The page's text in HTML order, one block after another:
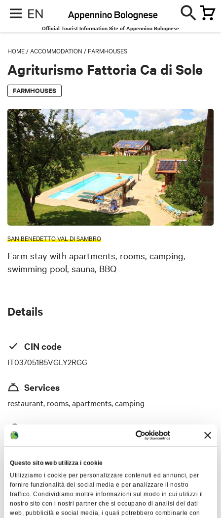
Questo sito web utilizza i cookie
Utilizziamo i cookie per personalizzare contenuti ed annunci, per
fornire funzionalità dei social media e per analizzare il nostro
traffico. Condividiamo inoltre informazioni sul modo in cui utilizzi il
nostro sito con i nostri partner che si occupano di analisi dei dati
web, pubblicità e social media, i quali potrebbero combinarle con
EN
Official Tourist Information Site of Appennino Bolognese
HOME /ACCOMMODATION / FARMHOUSES
Agriturismo Fattoria Ca di Sole
FARMHOUSES
SAN BENEDETTO VAL DI SAMBRO
Farm stay with apartments, rooms, camping,
swimming pool, sauna, BBQ
Details
CIN code
IT037051B5VGLY2RGG
Services
restaurant, rooms, apartments, camping
40-130 euro
Cards accepted
Bancomat, Mastercard, Visa
Animals accepted